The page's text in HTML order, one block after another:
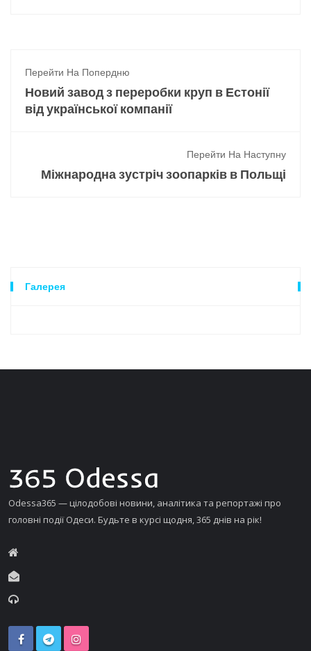
Перейти На Попердню
Новий завод з переробки круп в Естонії
від української компанії
Перейти На Наступну
Міжнародна зустріч зоопарків в Польщі
Галерея
Odessa365 — цілодобові новини, аналітика та репортажі про
головні події Одеси. Будьте в курсі щодня, 365 днів на рік!